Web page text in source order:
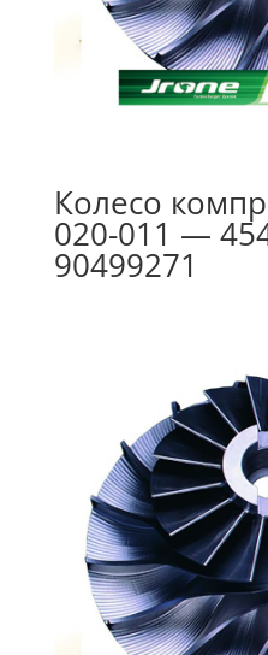
Колесо
020-011 —
90499271